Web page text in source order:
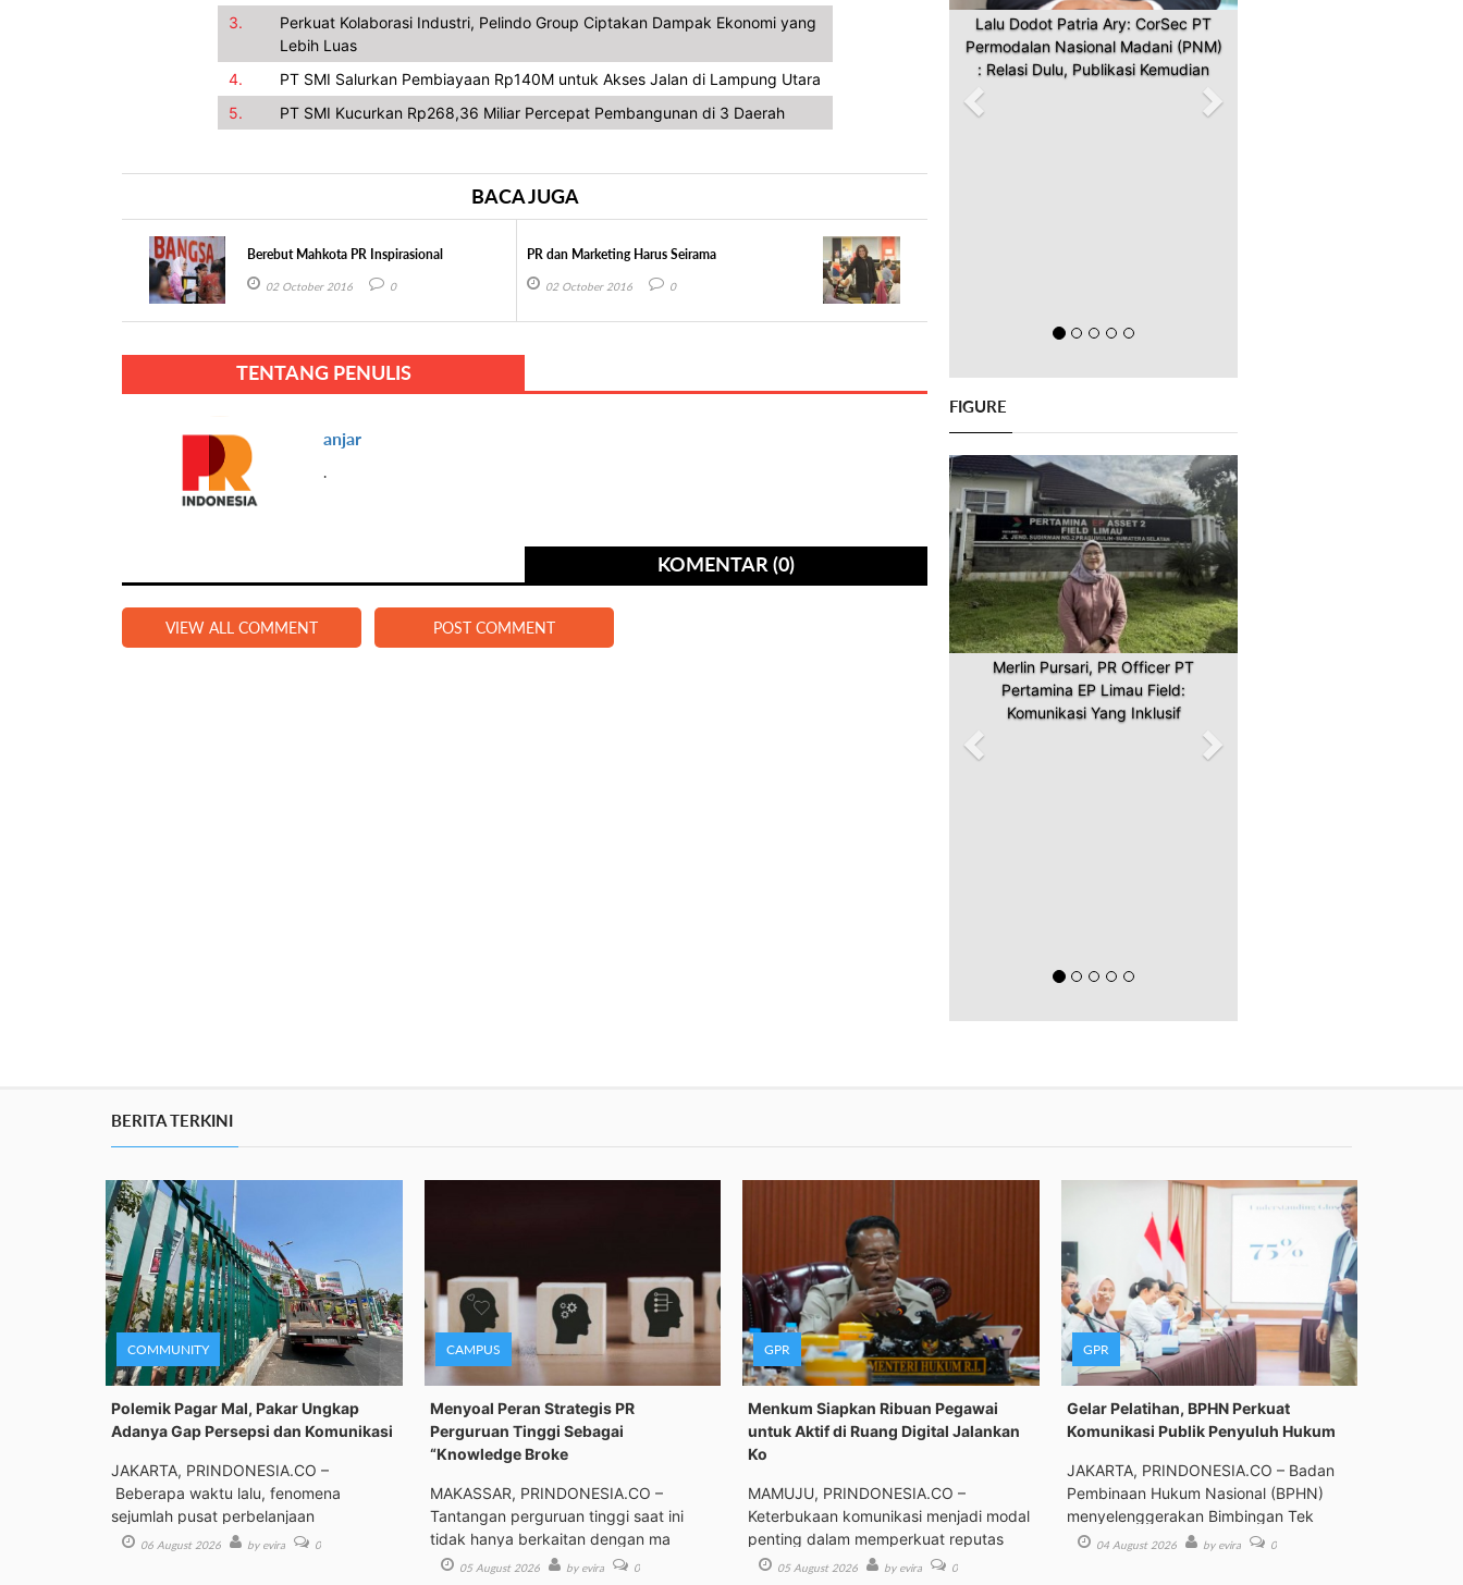
3.
Perkuat Kolaborasi Industri, Pelindo Group Ciptakan Dampak Ekonomi yang
Lebih Luas
4.
PT SMI Salurkan Pembiayaan Rp140M untuk Akses Jalan di Lampung Utara
5.
PT SMI Kucurkan Rp268,36 Miliar Percepat Pembangunan di 3 Daerah
BACA JUGA
Berebut Mahkota PR Inspirasional
02 October 2016 0
PR dan Marketing Harus Seirama
02 October 2016 0
TENTANG PENULIS
anjar
.
KOMENTAR (0)
VIEW ALL COMMENT POST COMMENT
Lalu Dodot Patria Ary: CorSec PT
Permodalan Nasional Madani (PNM)
: Relasi Dulu, Publikasi Kemudian
FIGURE
Merlin Pursari, PR Officer PT
Pertamina EP Limau Field:
Komunikasi Yang Inklusif
Previous Next
BERITA TERKINI
COMMUNITY
Polemik Pagar Mal, Pakar Ungkap
Adanya Gap Persepsi dan Komunikasi
JAKARTA, PRINDONESIA.CO –
Beberapa waktu lalu, fenomena
sejumlah pusat perbelanjaan
06 August 2026 by evira 0
CAMPUS
Menyoal Peran Strategis PR
Perguruan Tinggi Sebagai
“Knowledge Broke
MAKASSAR, PRINDONESIA.CO –
Tantangan perguruan tinggi saat ini
tidak hanya berkaitan dengan ma
05 August 2026 by evira 0
GPR
Menkum Siapkan Ribuan Pegawai
untuk Aktif di Ruang Digital Jalankan
Ko
MAMUJU, PRINDONESIA.CO –
Keterbukaan komunikasi menjadi modal
penting dalam memperkuat reputas
05 August 2026 by evira 0
GPR
Gelar Pelatihan, BPHN Perkuat
Komunikasi Publik Penyuluh Hukum
JAKARTA, PRINDONESIA.CO – Badan
Pembinaan Hukum Nasional (BPHN)
menyelenggerakan Bimbingan Tek
04 August 2026 by evira 0